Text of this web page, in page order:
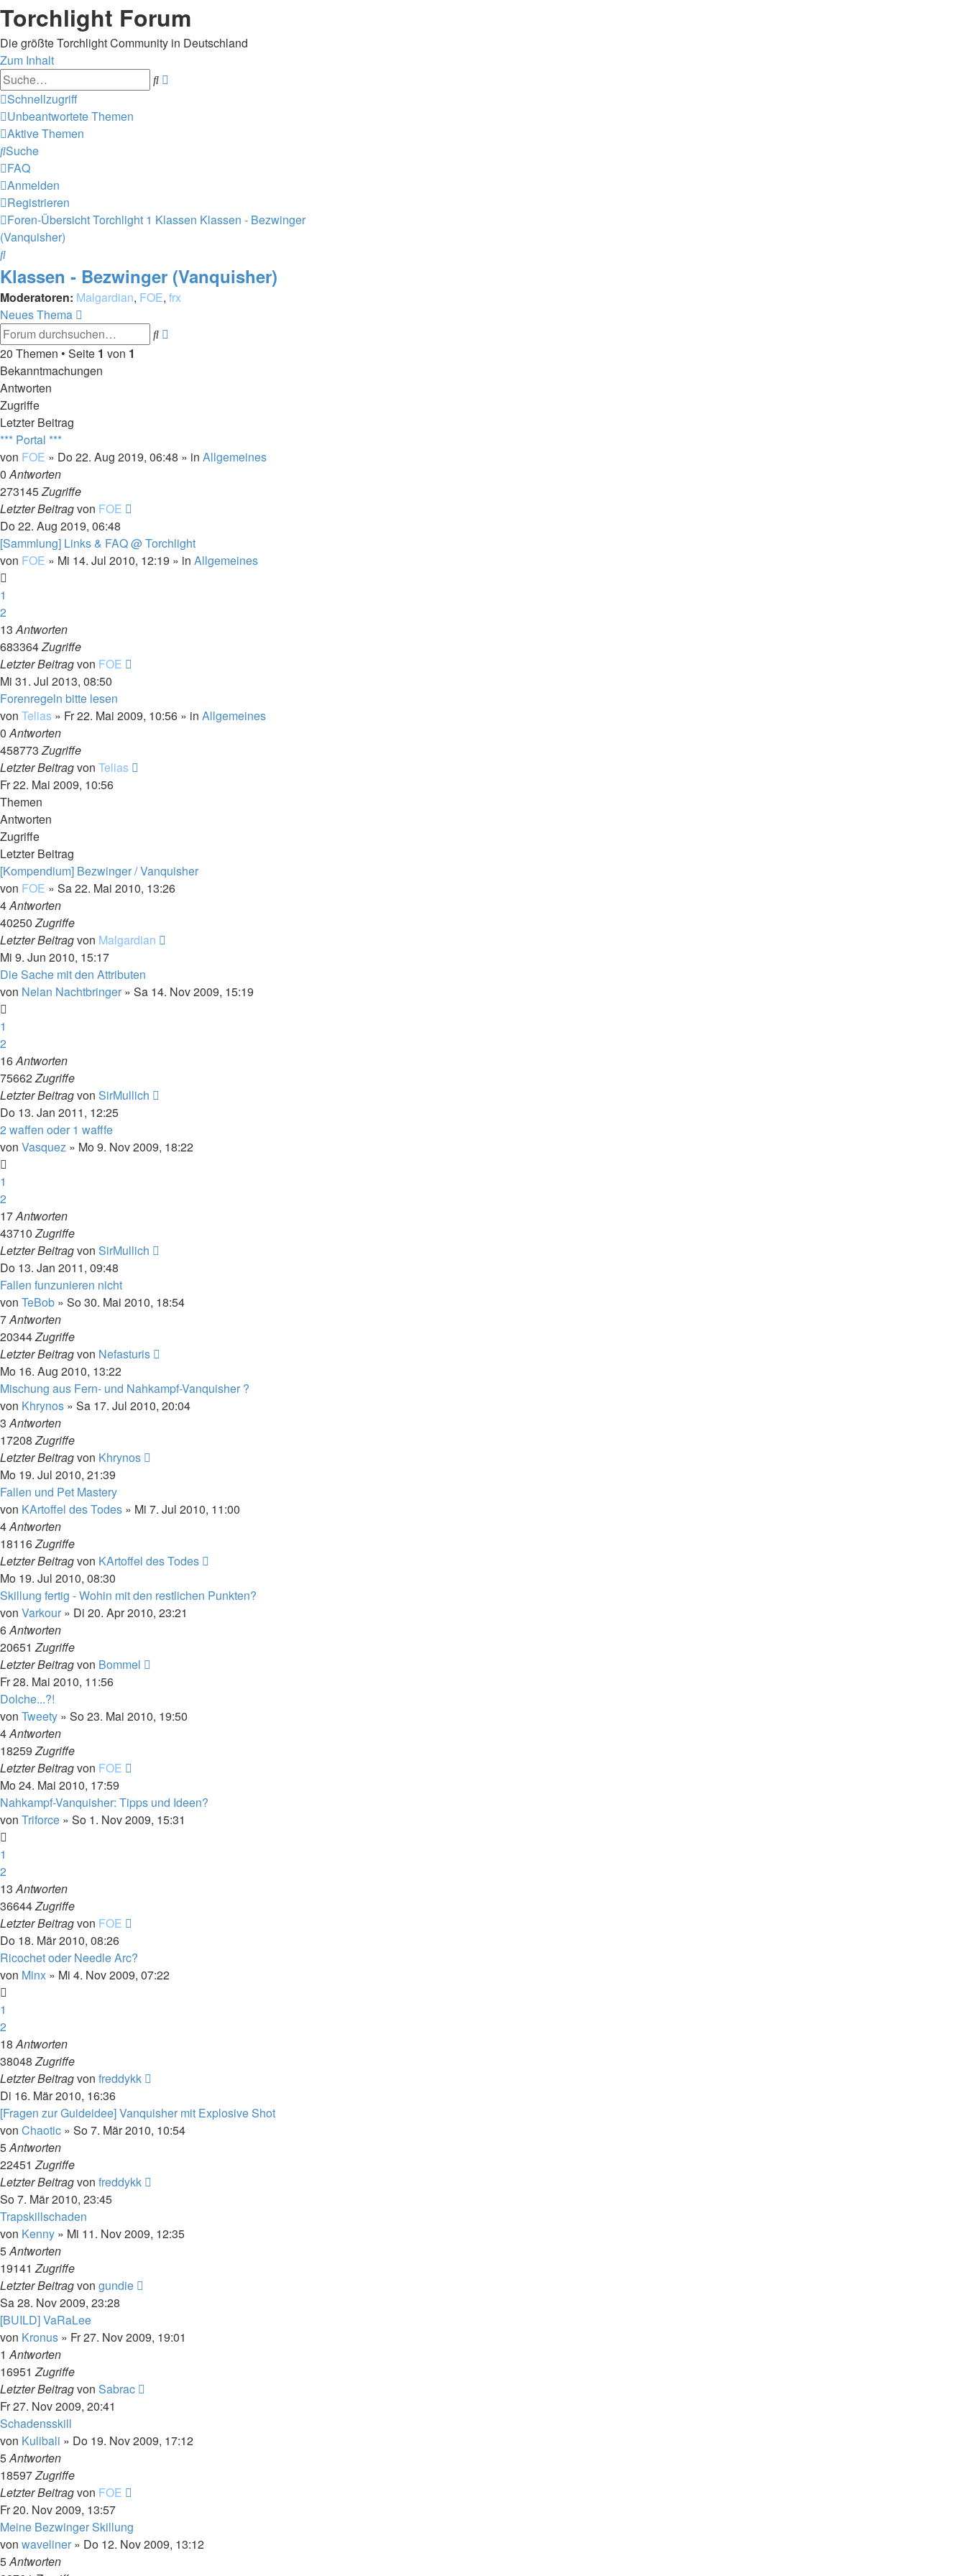
Torchlight Forum
Die größte Torchlight Community in Deutschland
Zum Inhalt
Suche
Schnellzugriff
Unbeantwortete Themen
Aktive Themen
Suche
FAQ
Anmelden
Registrieren
Foren-ÜbersichtTorchlight 1 Klassen Klassen - Bezwinger
(Vanquisher)
Suche
Klassen - Bezwinger (Vanquisher)
Moderatoren: Malgardian, FOE, frx
Neues Thema
Suche
20 Themen • Seite 1 von 1
Bekanntmachungen
Antworten
Zugriffe
Letzter Beitrag
*** Portal ***
von FOE » Do 22. Aug 2019, 06:48 » in Allgemeines
0Antworten
273145Zugriffe
Letzter Beitragvon FOE
Do 22. Aug 2019, 06:48
[Sammlung] Links & FAQ @ Torchlight
von FOE » Mi 14. Jul 2010, 12:19 » in Allgemeines
1
2
13Antworten
683364Zugriffe
Letzter Beitragvon FOE
Mi 31. Jul 2013, 08:50
Forenregeln bitte lesen
von Telias » Fr 22. Mai 2009, 10:56 » in Allgemeines
0Antworten
458773Zugriffe
Letzter Beitragvon Telias
Fr 22. Mai 2009, 10:56
Themen
Antworten
Zugriffe
Letzter Beitrag
[Kompendium] Bezwinger / Vanquisher
von FOE » Sa 22. Mai 2010, 13:26
4Antworten
40250Zugriffe
Letzter Beitragvon Malgardian
Mi 9. Jun 2010, 15:17
Die Sache mit den Attributen
von Nelan Nachtbringer » Sa 14. Nov 2009, 15:19
1
2
16Antworten
75662Zugriffe
Letzter Beitragvon SirMullich
Do 13. Jan 2011, 12:25
2 waffen oder 1 wafffe
von Vasquez » Mo 9. Nov 2009, 18:22
1
2
17Antworten
43710Zugriffe
Letzter Beitragvon SirMullich
Do 13. Jan 2011, 09:48
Fallen funzunieren nicht
von TeBob » So 30. Mai 2010, 18:54
7Antworten
20344Zugriffe
Letzter Beitragvon Nefasturis
Mo 16. Aug 2010, 13:22
Mischung aus Fern- und Nahkampf-Vanquisher ?
von Khrynos » Sa 17. Jul 2010, 20:04
3Antworten
17208Zugriffe
Letzter Beitragvon Khrynos
Mo 19. Jul 2010, 21:39
Fallen und Pet Mastery
von KArtoffel des Todes » Mi 7. Jul 2010, 11:00
4Antworten
18116Zugriffe
Letzter Beitragvon KArtoffel des Todes
Mo 19. Jul 2010, 08:30
Skillung fertig - Wohin mit den restlichen Punkten?
von Varkour » Di 20. Apr 2010, 23:21
6Antworten
20651Zugriffe
Letzter Beitragvon Bommel
Fr 28. Mai 2010, 11:56
Dolche...?!
von Tweety » So 23. Mai 2010, 19:50
4Antworten
18259Zugriffe
Letzter Beitragvon FOE
Mo 24. Mai 2010, 17:59
Nahkampf-Vanquisher: Tipps und Ideen?
von Triforce » So 1. Nov 2009, 15:31
1
2
13Antworten
36644Zugriffe
Letzter Beitragvon FOE
Do 18. Mär 2010, 08:26
Ricochet oder Needle Arc?
von Minx » Mi 4. Nov 2009, 07:22
1
2
18Antworten
38048Zugriffe
Letzter Beitragvon freddykk
Di 16. Mär 2010, 16:36
[Fragen zur Guideidee] Vanquisher mit Explosive Shot
von Chaotic » So 7. Mär 2010, 10:54
5Antworten
22451Zugriffe
Letzter Beitragvon freddykk
So 7. Mär 2010, 23:45
Trapskillschaden
von Kenny » Mi 11. Nov 2009, 12:35
5Antworten
19141Zugriffe
Letzter Beitragvon gundie
Sa 28. Nov 2009, 23:28
[BUILD] VaRaLee
von Kronus » Fr 27. Nov 2009, 19:01
1Antworten
16951Zugriffe
Letzter Beitragvon Sabrac
Fr 27. Nov 2009, 20:41
Schadensskill
von Kulibali » Do 19. Nov 2009, 17:12
5Antworten
18597Zugriffe
Letzter Beitragvon FOE
Fr 20. Nov 2009, 13:57
Meine Bezwinger Skillung
von waveliner » Do 12. Nov 2009, 13:12
5Antworten